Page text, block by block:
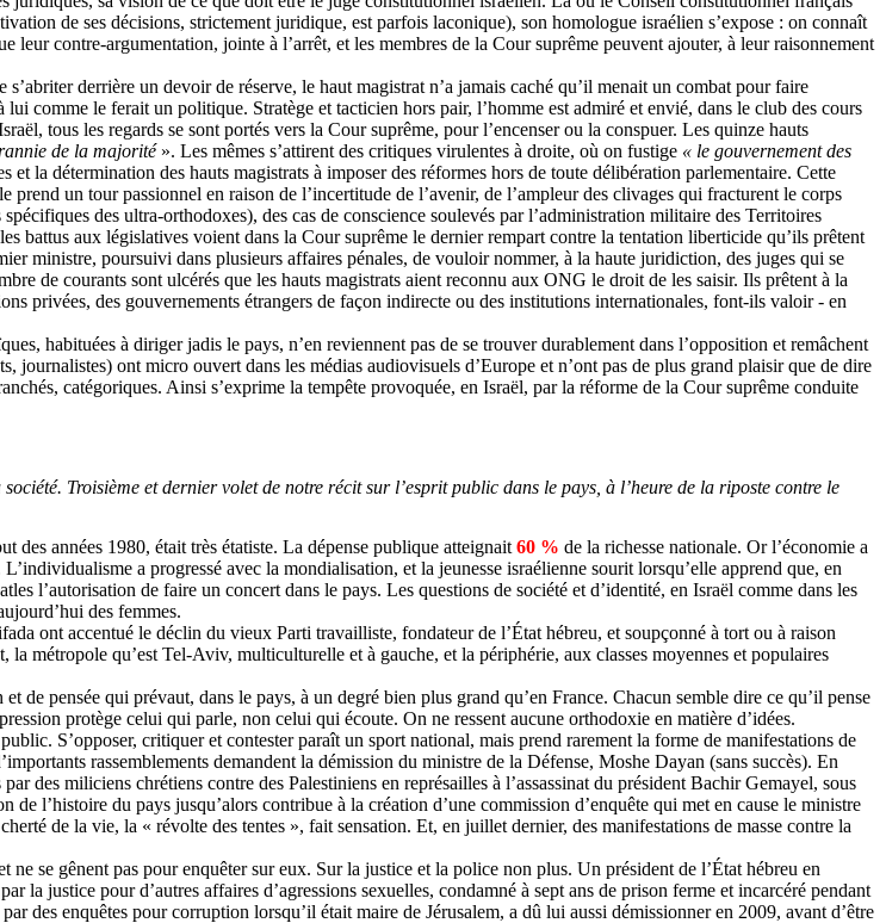
de ses décisions, strictement juridique, est parfois laconique), son homologue israélien s’expose : on connaît
contre-argumentation, jointe à l’arrêt, et les membres de la Cour suprême peuvent ajouter, à leur raisonnement
derrière un devoir de réserve, le haut magistrat n’a jamais caché qu’il menait un combat pour faire
comme le ferait un politique. Stratège et tacticien hors pair, l’homme est admiré et envié, dans le club des cours
tous les regards se sont portés vers la Cour suprême, pour l’encenser ou la conspuer. Les quinze hauts
de la majorité». Les mêmes s’attirent des critiques virulentes à droite, où on fustige « le gouvernement des
la détermination des hauts magistrats à imposer des réformes hors de toute délibération parlementaire. Cette
un tour passionnel en raison de l’incertitude de l’avenir, de l’ampleur des clivages qui fracturent le corps
des ultra-orthodoxes), des cas de conscience soulevés par l’administration militaire des Territoires
battus aux législatives voient dans la Cour suprême le dernier rempart contre la tentation liberticide qu’ils prêtent
ministre, poursuivi dans plusieurs affaires pénales, de vouloir nommer, à la haute juridiction, des juges qui se
de courants sont ulcérés que les hauts magistrats aient reconnu aux ONG le droit de les saisir. Ils prêtent à la
privées, des gouvernements étrangers de façon indirecte ou des institutions internationales, font-ils valoir - en
habituées à diriger jadis le pays, n’en reviennent pas de se trouver durablement dans l’opposition et remâchent
journalistes) ont micro ouvert dans les médias audiovisuels d’Europe et n’ont pas de plus grand plaisir que de dire
catégoriques. Ainsi s’exprime la tempête provoquée, en Israël, par la réforme de la Cour suprême conduite
Troisième et dernier volet de notre récit sur l’esprit public dans le pays, à l’heure de la riposte contre le
des années 1980, était très étatiste. La dépense publique atteignait 60 % de la richesse nationale. Or l’économie a
a progressé avec la mondialisation, et la jeunesse israélienne sourit lorsqu’elle apprend que, en
l’autorisation de faire un concert dans le pays. Les questions de société et d’identité, en Israël comme dans les
des femmes.
ont accentué le déclin du vieux Parti travailliste, fondateur de l’État hébreu, et soupçonné à tort ou à raison
métropole qu’est Tel-Aviv, multiculturelle et à gauche, et la périphérie, aux classes moyennes et populaires
de pensée qui prévaut, dans le pays, à un degré bien plus grand qu’en France. Chacun semble dire ce qu’il pense
protège celui qui parle, non celui qui écoute. On ne ressent aucune orthodoxie en matière d’idées.
S’opposer, critiquer et contester paraît un sport national, mais prend rarement la forme de manifestations de
rassemblements demandent la démission du ministre de la Défense, Moshe Dayan (sans succès). En
des miliciens chrétiens contre des Palestiniens en représailles à l’assassinat du président Bachir Gemayel, sous
l’histoire du pays jusqu’alors contribue à la création d’une commission d’enquête qui met en cause le ministre
de la vie, la « révolte des tentes », fait sensation. Et, en juillet dernier, des manifestations de masse contre la
se gênent pas pour enquêter sur eux. Sur la justice et la police non plus. Un président de l’État hébreu en
la justice pour d’autres affaires d’agressions sexuelles, condamné à sept ans de prison ferme et incarcéré pendant
des enquêtes pour corruption lorsqu’il était maire de Jérusalem, a dû lui aussi démissionner en 2009, avant d’être